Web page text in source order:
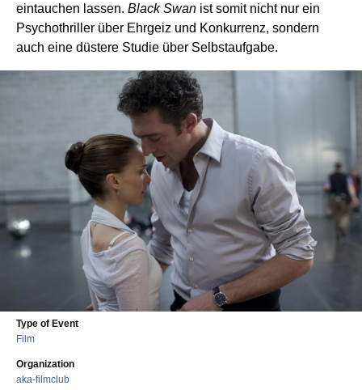
eintauchen lassen. Black Swan ist somit nicht nur ein
Psychothriller über Ehrgeiz und Konkurrenz, sondern
auch eine düstere Studie über Selbstaufgabe.
Type of Event
Film
Organization
aka-filmclub